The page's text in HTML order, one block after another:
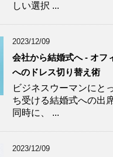
しい選択 ...
2023/12/09
会社から結婚式へ - オフ
へのドレス切り替え術
ビジネスウーマンにと
ち受ける結婚式への出
同時に、 ...
2023/12/09